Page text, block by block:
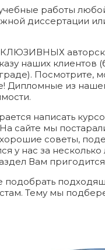
работы
диссертации
наших клиентов
Посмотрите,
Дипломные из
написать
сайте мы
хорошие советы,
у нас за несколько
Вам
Тему мы